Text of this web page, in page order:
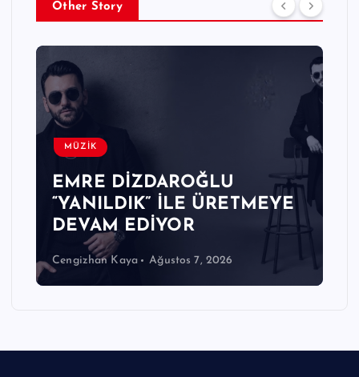
Other Story
MÜZİK
EMRE DİZDAROĞLU
“YANILDIK” İLE ÜRETMEYE
DEVAM EDİYOR
Cengizhan Kaya Ağustos 7, 2026